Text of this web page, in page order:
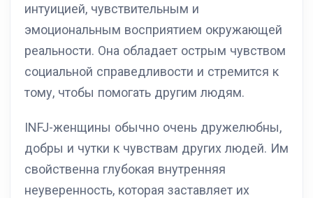
интуицией, чувствительным и
эмоциональным восприятием окружающей
реальности. Она обладает острым чувством
социальной справедливости и стремится к
тому, чтобы помогать другим людям.
INFJ-женщины обычно очень дружелюбны,
добры и чутки к чувствам других людей. Им
свойственна глубокая внутренняя
неуверенность, которая заставляет их